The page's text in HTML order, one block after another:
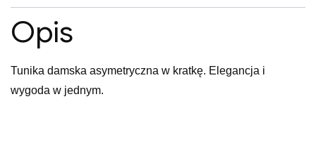
Opis
Tunika damska asymetryczna w kratkę. Elegancja i
wygoda w jednym.